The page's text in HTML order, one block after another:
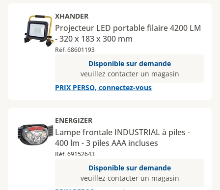
XHANDER
Projecteur LED portable filaire 4200 LM
- 320 x 183 x 300 mm
Réf. 68601193
Disponible sur demande
veuillez contacter un magasin
PRIX PERSO, connectez-vous
ENERGIZER
Lampe frontale INDUSTRIAL à piles -
400 lm - 3 piles AAA incluses
Réf. 69152643
Disponible sur demande
veuillez contacter un magasin